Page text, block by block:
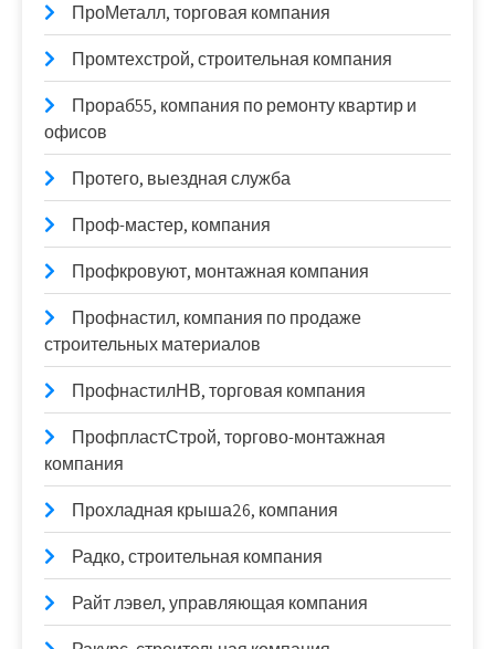
ПроМеталл, торговая компания
Промтехстрой, строительная компания
Прораб55, компания по ремонту квартир и
офисов
Протего, выездная служба
Проф-мастер, компания
Профкровуют, монтажная компания
Профнастил, компания по продаже
строительных материалов
ПрофнастилНВ, торговая компания
ПрофпластСтрой, торгово-монтажная
компания
Прохладная крыша26, компания
Радко, строительная компания
Райт лэвел, управляющая компания